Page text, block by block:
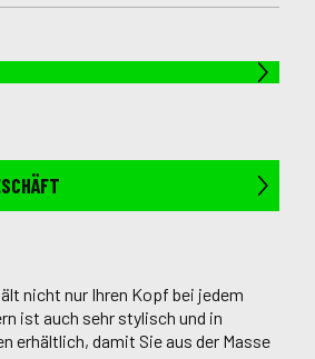
nicht nur Ihren Kopf bei jedem
ist auch sehr stylisch und in
erhältlich, damit Sie aus der Masse